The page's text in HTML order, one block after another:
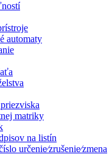
automaty
matriky
na listín
určenie⁄zrušenie⁄zmena